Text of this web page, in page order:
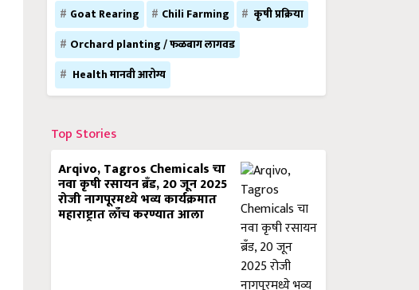
Goat Rearing
Chili Farming
कृषी प्रक्रिया
Orchard planting / फळबाग लागवड
Health मानवी आरोग्य
Top Stories
Arqivo, Tagros Chemicals चा
नवा कृषी रसायन ब्रँड, 20 जून 2025
रोजी नागपूरमध्ये भव्य कार्यक्रमात
महाराष्ट्रात लाँच करण्यात आला